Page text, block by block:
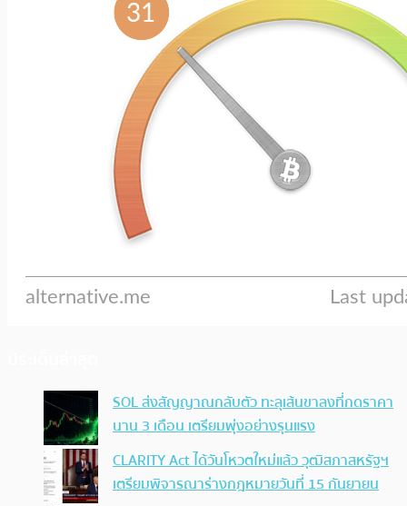
SOL ส่งสัญญาณกลับตัว ทะลุเส้นขาลงที่กดราคา
นาน 3 เดือน เตรียมพุ่งอย่างรุนแรง
CLARITY Act ได้วันโหวตใหม่แล้ว วุฒิสภาสหรัฐฯ
เตรียมพิจารณาร่างกฎหมายวันที่ 15 กันยายน